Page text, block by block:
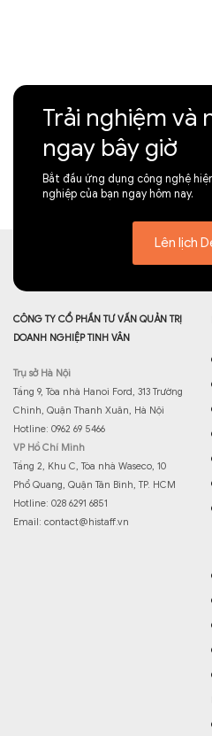
Trải nghiệm và
ngay bây giờ
Bắt đầu ứng dụng công nghệ
nghiệp của bạn ngay hôm nay.
Lên lịch
CÔNG TY CỔ PHẦN TƯ VẤN QUẢN TRỊ
DOANH NGHIỆP TINH VÂN
Trụ sở Hà Nội
Tầng 9, Tòa nhà Hanoi Ford, 313 Trường
Chinh, Quận Thanh Xuân, Hà Nội
Hotline: 0962 69 5466
VP Hồ Chí Minh
Tầng 2, Khu C, Tòa nhà Waseco, 10
Phổ Quang, Quận Tân Bình, TP. HCM
Hotline: 028 6291 6851
Email: contact@histaff.vn